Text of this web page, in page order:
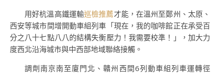
用好杭溫高鐵運輸巡檢推薦才能，在溫州至鄭州、太原、
西安等城市間增開動車組列車「現在，我的咖啡館正在承受百
分之八十七點八八的結構失衡壓力！我需要校準！」，加大力
度西北沿海城市與中西部地域聯絡接觸。
調劑南京南至廈門北、贛州西間6列動車組列車運轉徑